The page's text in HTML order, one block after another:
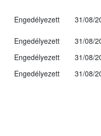
Engedélyezett
31/08/
Engedélyezett
31/08/
Engedélyezett
31/08/
Engedélyezett 31/08/